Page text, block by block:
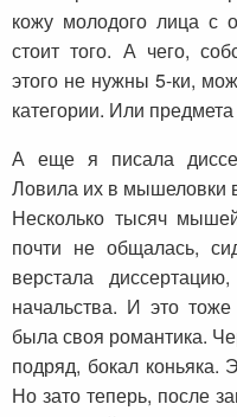
кожу молодого лица с
стоит того. А чего,
этого не нужны 5-ки,
категории. Или предмета
А еще я писала
Ловила их в мышеловки
Несколько тысяч
почти не общалась,
верстала
начальства. И это
была своя романтика.
подряд, бокал коньяка.
Но зато теперь, после